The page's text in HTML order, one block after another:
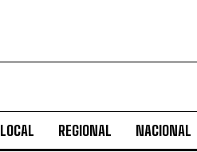
LOCAL REGIONAL NACIONAL